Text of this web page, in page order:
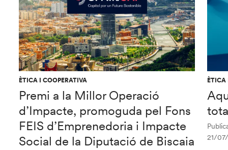
ÈTICA I COOPERATIVA
Premi a la Millor Operació
d’Impacte, promoguda pel Fons
FEIS d’Emprenedoria i Impacte
Social de la Diputació de Biscaia
ÈTICA
21/